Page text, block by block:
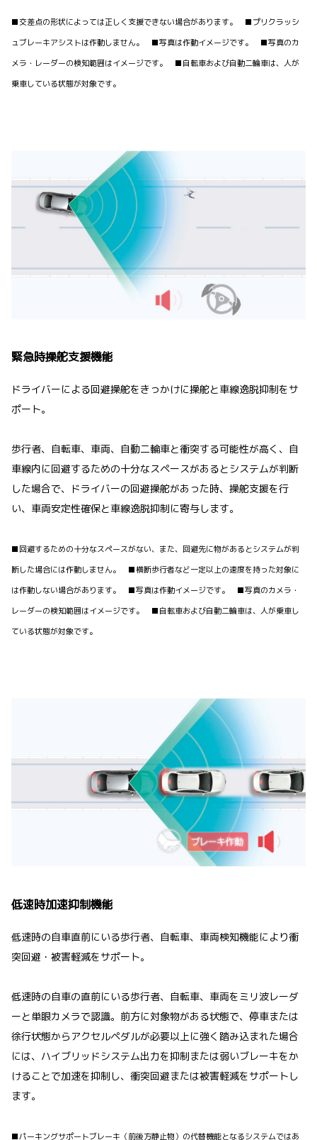
■交差点の形状によっては正しく支援できない場合があります。 ■プリクラッシ
ュブレーキアシストは作動しません。 ■写真は作動イメージです。 ■写真のカ
メラ・レーダーの検知範囲はイメージです。 ■自転車および自動二輪車は、人が
乗車している状態が対象です。
緊急時操舵支援機能
ドライバーによる回避操舵をきっかけに操舵と車線逸脱抑制をサ
ポート。
歩行者、自転車、車両、自動二輪車と衝突する可能性が高く、自
車線内に回避するための十分なスペースがあるとシステムが判断
した場合で、ドライバーの回避操舵があった時、操舵支援を行
い、車両安定性確保と車線逸脱抑制に寄与します。
■回避するための十分なスペースがない、また、回避先に物があるとシステムが判
断した場合には作動しません。 ■横断歩行者など一定以上の速度を持った対象に
は作動しない場合があります。 ■写真は作動イメージです。 ■写真のカメラ・
レーダーの検知範囲はイメージです。 ■自転車および自動二輪車は、人が乗車し
ている状態が対象です。
低速時加速抑制機能
低速時の自車直前にいる歩行者、自転車、車両検知機能により衝
突回避・被害軽減をサポート。
低速時の自車の直前にいる歩行者、自転車、車両をミリ波レーダ
ーと単眼カメラで認識。前方に対象物がある状態で、停車または
徐行状態からアクセルペダルが必要以上に強く踏み込まれた場合
には、ハイブリッドシステム出力を抑制または弱いブレーキをか
けることで加速を抑制し、衝突回避または被害軽減をサポートし
ます。
■パーキングサポートブレーキ（前後方静止物）の代替機能となるシステムではあ